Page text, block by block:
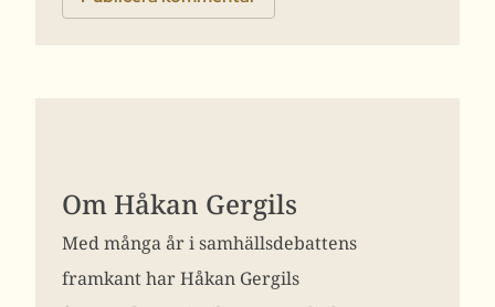
Om Håkan Gergils
Med många år i samhällsdebattens
framkant har Håkan Gergils